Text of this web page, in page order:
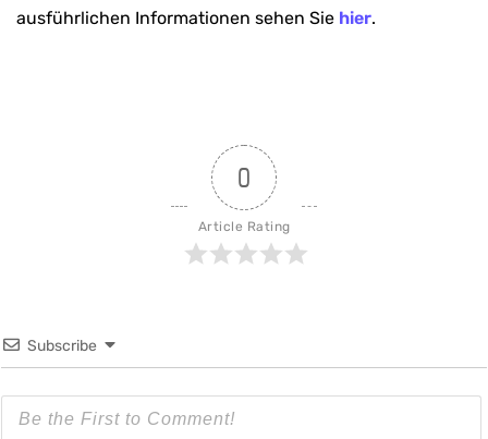
ausführlichen Informationen sehen Sie hier.
0
Article Rating
Subscribe